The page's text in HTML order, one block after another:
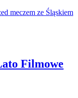
Filmowe